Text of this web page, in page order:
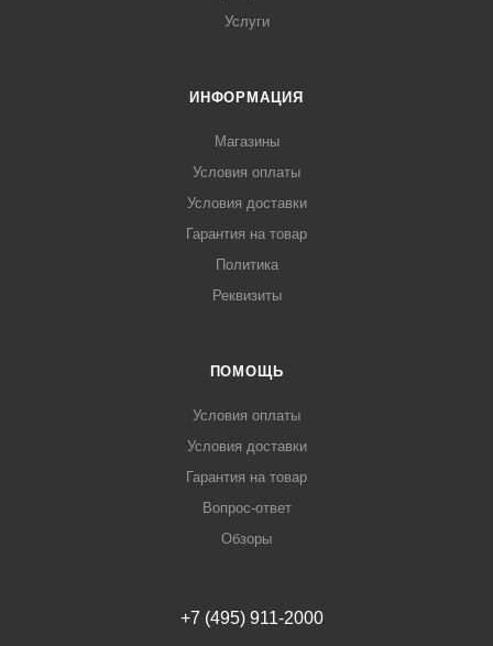
Услуги
ИНФОРМАЦИЯ
Магазины
Условия оплаты
Условия доставки
Гарантия на товар
Политика
Реквизиты
ПОМОЩЬ
Условия оплаты
Условия доставки
Гарантия на товар
Вопрос-ответ
Обзоры
+7 (495) 911-2000